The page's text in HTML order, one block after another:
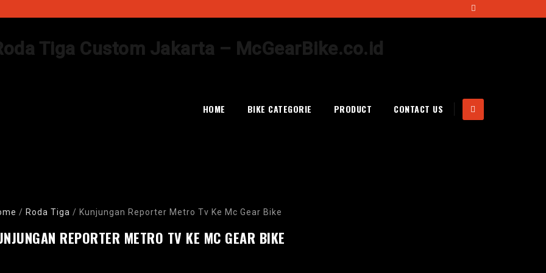
content
HOME BIKE CATEGORIE PRODUCT CONTACT US
/ Roda Tiga / Kunjungan Reporter Metro Tv Ke Mc Gear Bike
REPORTER METRO TV KE MC GEAR BIKE